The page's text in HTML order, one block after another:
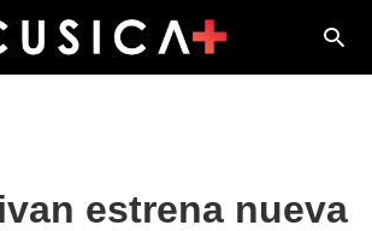
estrena nueva